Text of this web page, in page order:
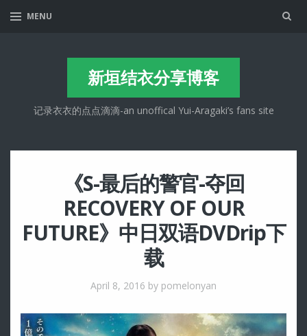
MENU
新垣结衣分享博客
记录衣衣的点点滴滴-an unoffical Yui-Aragaki’s fans site
《S-最后的警官-夺回
RECOVERY OF OUR
FUTURE》中日双语DVDrip下
载
April 8, 2016 by pomelonyan